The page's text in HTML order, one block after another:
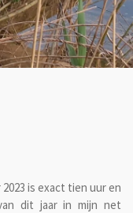
is exact tien uur en
dit jaar in mijn net